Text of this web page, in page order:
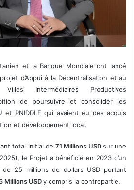
et la Banque Mondiale ont lancé
d’Appui à la Décentralisation et au
Intermédiaires Productives
de poursuivre et consolider les
et PNIDDLE qui avaient eu des acquis
et développement local.
total initial de 71 Millions USDsur une
le Projet a bénéficié en 2023 d’un
de 25 millions de dollars USD portant
Millions USDy compris la contrepartie.